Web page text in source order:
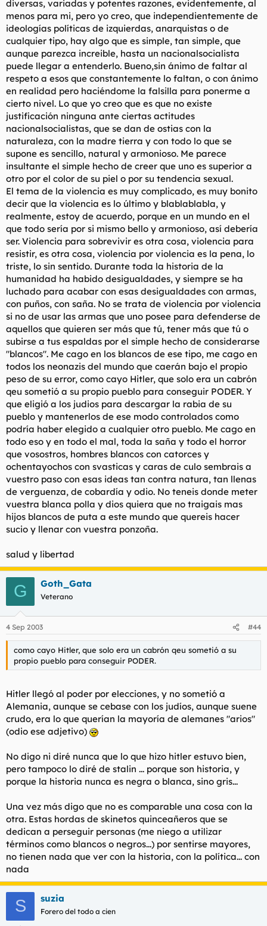
diversas, variadas y potentes razones, evidentemente, al
menos para mi, pero yo creo, que independientemente de
ideologías políticas de izquierdas, anarquistas o de
cualquier tipo, hay algo que es simple, tan simple, que
aunque parezca increible, hasta un nacionalsocialista
puede llegar a entenderlo. Bueno,sin ánimo de faltar al
respeto a esos que constantemente lo faltan, o con ánimo
en realidad pero haciéndome la falsilla para ponerme a
cierto nivel. Lo que yo creo que es que no existe
justificación ninguna ante ciertas actitudes
nacionalsocialistas, que se dan de ostias con la
naturaleza, con la madre tierra y con todo lo que se
supone es sencillo, natural y armonioso. Me parece
insultante el simple hecho de creer que uno es superior a
otro por el color de su piel o por su tendencia sexual.
El tema de la violencia es muy complicado, es muy bonito
decir que la violencia es lo último y blablablabla, y
realmente, estoy de acuerdo, porque en un mundo en el
que todo sería por si mismo bello y armonioso, así debería
ser. Violencia para sobrevivir es otra cosa, violencia para
resistir, es otra cosa, violencia por violencia es la pena, lo
triste, lo sin sentido. Durante toda la historia de la
humanidad ha habido desigualdades, y siempre se ha
luchado para acabar con esas desigualdades con armas,
con puños, con saña. No se trata de violencia por violencia
si no de usar las armas que uno posee para defenderse de
aquellos que quieren ser más que tú, tener más que tú o
subirse a tus espaldas por el simple hecho de considerarse
"blancos". Me cago en los blancos de ese tipo, me cago en
todos los neonazis del mundo que caerán bajo el propio
peso de su error, como cayo Hitler, que solo era un cabrón
qeu sometió a su propio pueblo para conseguir PODER. Y
que eligió a los judios para descargar la rabia de su
pueblo y mantenerlos de ese modo controlados como
podría haber elegido a cualquier otro pueblo. Me cago en
todo eso y en todo el mal, toda la saña y todo el horror
que vosostros, hombres blancos con catorces y
ochentayochos con svasticas y caras de culo sembrais a
vuestro paso con esas ideas tan contra natura, tan llenas
de verguenza, de cobardía y odio. No teneis donde meter
vuestra blanca polla y dios quiera que no traigais mas
hijos blancos de puta a este mundo que quereis hacer
sucio y llenar con vuestra ponzoña.
salud y libertad
G Goth_Gata
Veterano
4 Sep 2003 #44
como cayo Hitler, que solo era un cabrón qeu sometió a su
propio pueblo para conseguir PODER.
Hitler llegó al poder por elecciones, y no sometió a
Alemania, aunque se cebase con los judíos, aunque suene
crudo, era lo que querían la mayoría de alemanes "arios"
(odio ese adjetivo)
No digo ni diré nunca que lo que hizo hitler estuvo bien,
pero tampoco lo diré de stalin ... porque son historia, y
porque la historia nunca es negra o blanca, sino gris...
Una vez más digo que no es comparable una cosa con la
otra. Estas hordas de skinetos quinceañeros que se
dedican a perseguir personas (me niego a utilizar
términos como blancos o negros...) por sentirse mayores,
no tienen nada que ver con la historia, con la política... con
nada
S suzia
Forero del todo a cien